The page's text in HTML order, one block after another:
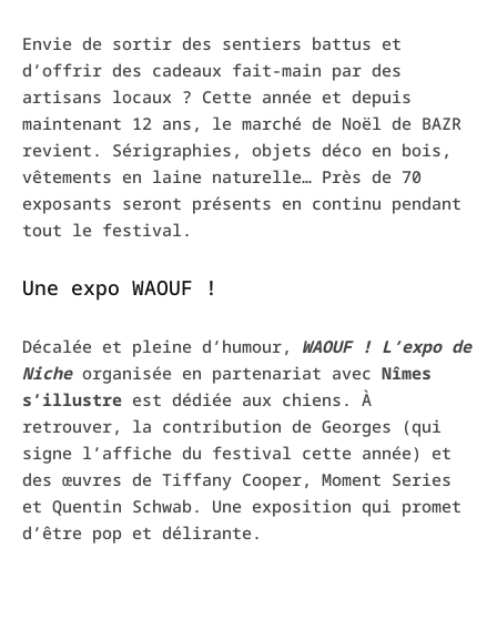
Envie de sortir des sentiers battus et
d’offrir des cadeaux fait-main par des
artisans locaux ? Cette année et depuis
maintenant 12 ans, le marché de Noël de BAZR
revient. Sérigraphies, objets déco en bois,
vêtements en laine naturelle… Près de 70
exposants seront présents en continu pendant
tout le festival.
Une expo WAOUF !
Décalée et pleine d’humour, WAOUF ! L’expo de
Niche organisée en partenariat avec Nîmes
s’illustre est dédiée aux chiens. À
retrouver, la contribution de Georges (qui
signe l’affiche du festival cette année) et
des œuvres de Tiffany Cooper, Moment Series
et Quentin Schwab. Une exposition qui promet
d’être pop et délirante.